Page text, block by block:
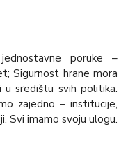
poruke –
Sigurnost hrane mora
središtu svih politika.
zajedno – institucije,
Svi imamo svoju ulogu.